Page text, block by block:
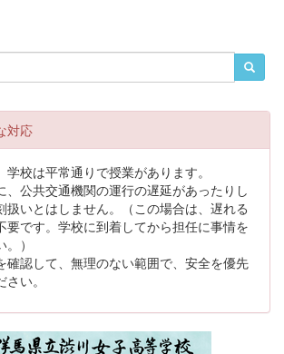
対応
校は平常通りで授業があります。
公共交通機関の運行の遅延があったりし
扱いとはしません。（この場合は、遅れる
要です。学校に到着してから担任に事情を
）
認して、無理のない範囲で、安全を優先
い。